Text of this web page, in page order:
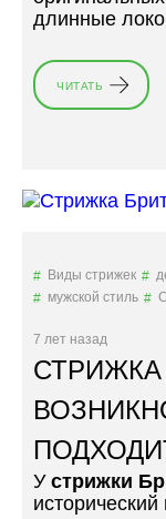
длинные
ЧИТАТЬ «
С
Ж
Е
К
А
:
4
О
Виды стрижек
мужской стиль
7 лет назад
У стрижки